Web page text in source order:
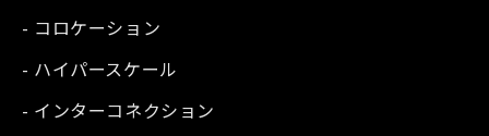
- コロケーション
- ハイパースケール
- インターコネクション